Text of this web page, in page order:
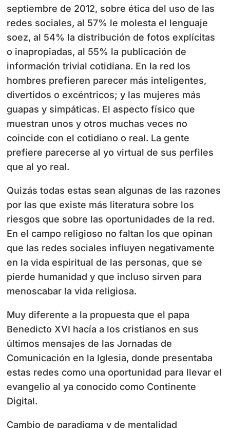
septiembre de 2012, sobre ética del uso de las
redes sociales, al 57% le molesta el lenguaje
soez, al 54% la distribución de fotos explícitas
o inapropiadas, al 55% la publicación de
información trivial cotidiana. En la red los
hombres prefieren parecer más inteligentes,
divertidos o excéntricos; y las mujeres más
guapas y simpáticas. El aspecto físico que
muestran unos y otros muchas veces no
coincide con el cotidiano o real. La gente
prefiere parecerse al yo virtual de sus perfiles
que al yo real.
Quizás todas estas sean algunas de las razones
por las que existe más literatura sobre los
riesgos que sobre las oportunidades de la red.
En el campo religioso no faltan los que opinan
que las redes sociales influyen negativamente
en la vida espiritual de las personas, que se
pierde humanidad y que incluso sirven para
menoscabar la vida religiosa.
Muy diferente a la propuesta que el papa
Benedicto XVI hacía a los cristianos en sus
últimos mensajes de las Jornadas de
Comunicación en la Iglesia, donde presentaba
estas redes como una oportunidad para llevar el
evangelio al ya conocido como Continente
Digital.
Cambio de paradigma y de mentalidad